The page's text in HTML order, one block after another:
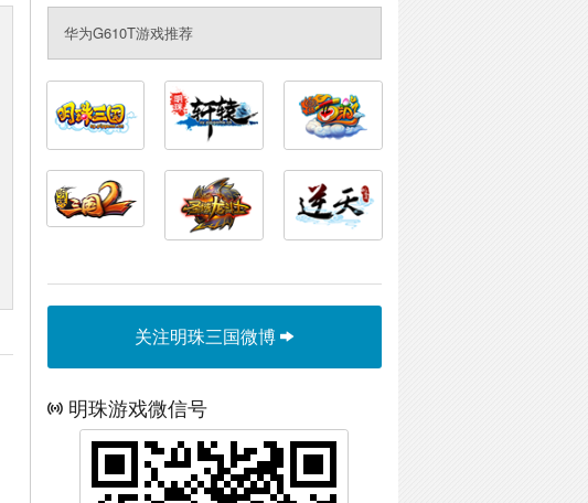
华为G610T游戏推荐
关注明珠三国微博
明珠游戏微信号